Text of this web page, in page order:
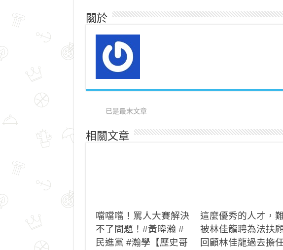
關於
已是最末文章
相關文章
噹噹噹！罵人大賽解決
不了問題！#黃暐瀚 #
民進黨 #瀚學【歷史哥
這麼優秀的人才，
被林佳龍聘為法扶
回顧林佳龍過去擔